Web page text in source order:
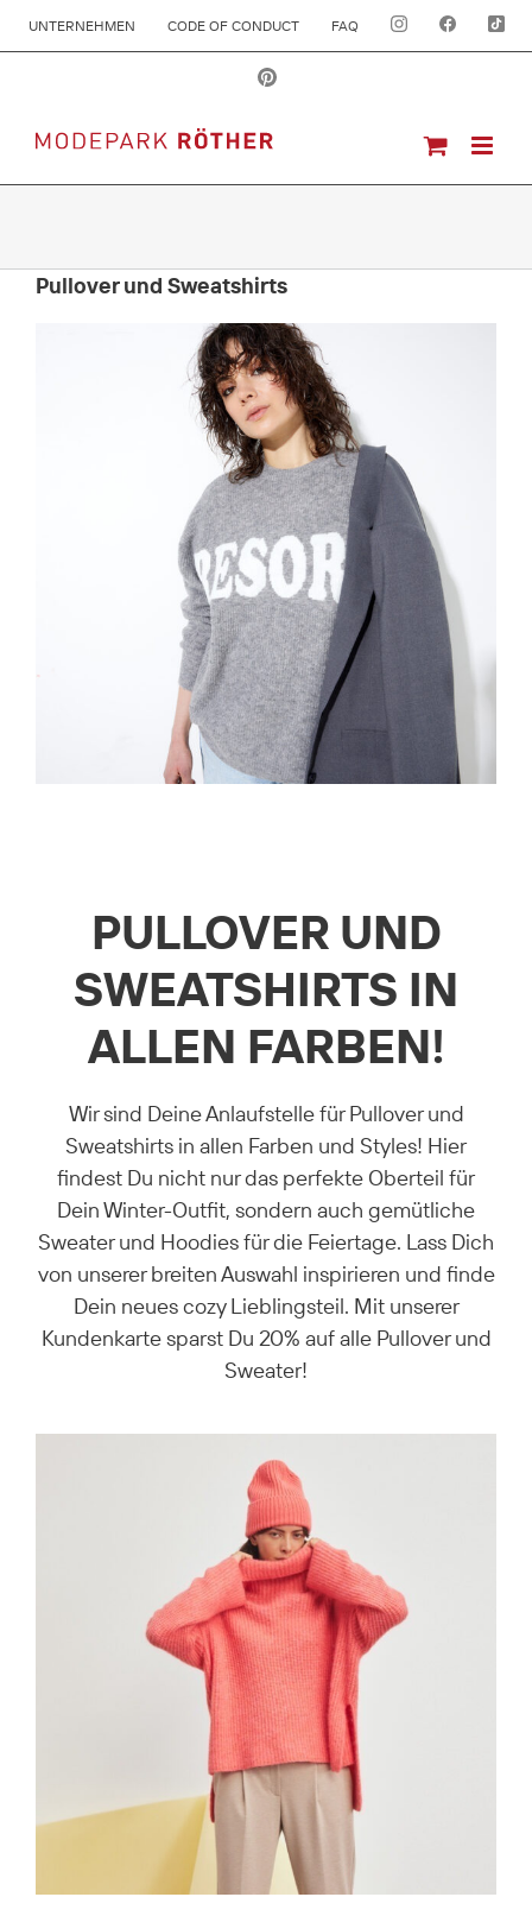
UNTERNEHMEN CODE OF CONDUCT FAQ
Pullover und Sweatshirts
PULLOVER UND
SWEATSHIRTS IN
ALLEN FARBEN!
Wir sind Deine Anlaufstelle für Pullover und
Sweatshirts in allen Farben und Styles! Hier
findest Du nicht nur das perfekte Oberteil für
Dein Winter-Outfit, sondern auch gemütliche
Sweater und Hoodies für die Feiertage. Lass Dich
von unserer breiten Auswahl inspirieren und finde
Dein neues cozy Lieblingsteil. Mit unserer
Kundenkarte sparst Du 20% auf alle Pullover und
Sweater!